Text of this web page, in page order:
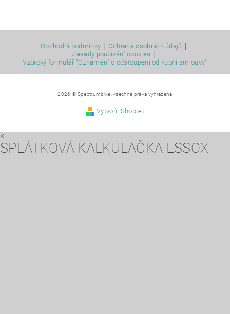
Obchodní podmínky | Ochrana osobních údajů |
Zásady používání cookies |
Vzorový formulář "Oznámení o odstoupení od kupní smlouvy"
2026 © Spectrumbike, všechna práva vyhrazena
Vytvořil Shoptet
×
SPLÁTKOVÁ KALKULAČKA ESSOX